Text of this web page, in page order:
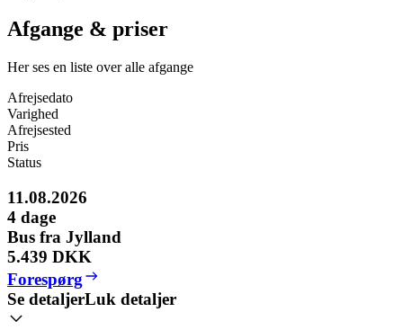
Afgange & priser
Her ses en liste over alle afgange
Afrejsedato
Varighed
Afrejsested
Pris
Status
11.08.2026
4 dage
Bus fra Jylland
5.439 DKK
Forespørg
Se detaljerLuk detaljer